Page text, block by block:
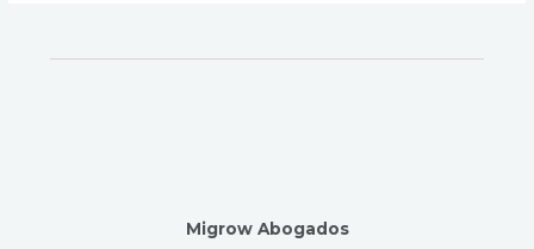
Migrow Abogados